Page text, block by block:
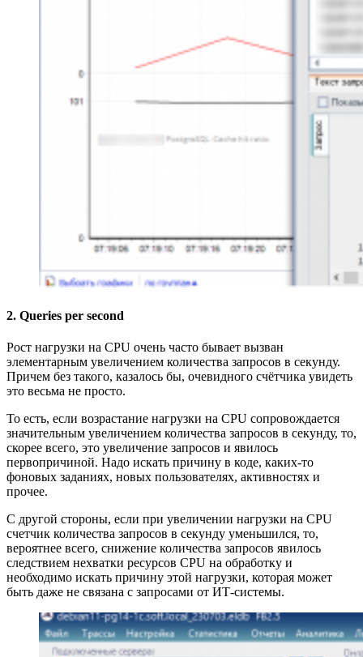
2. Queries per second
Рост нагрузки на CPU очень часто бывает вызван
элементарным увеличением количества запросов в секунду.
Причем без такого, казалось бы, очевидного счётчика увидеть
это весьма не просто.
То есть, если возрастание нагрузки на CPU сопровождается
значительным увеличением количества запросов в секунду, то,
скорее всего, это увеличение запросов и явилось
первопричиной. Надо искать причину в коде, каких-то
фоновых заданиях, новых пользователях, активностях и
прочее.
С другой стороны, если при увеличении нагрузки на CPU
счетчик количества запросов в секунду уменьшился, то,
вероятнее всего, снижение количества запросов явилось
следствием нехватки ресурсов CPU на обработку и
необходимо искать причину этой нагрузки, которая может
быть даже не связана с запросами от ИТ-системы.